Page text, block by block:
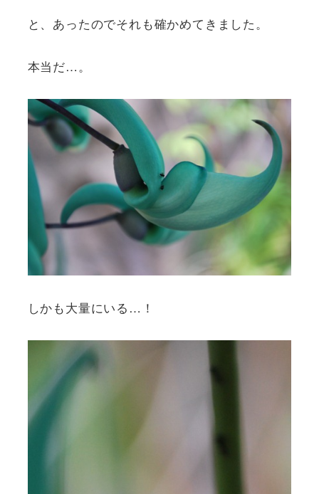
と、あったのでそれも確かめてきました。
本当だ…。
しかも大量にいる…！